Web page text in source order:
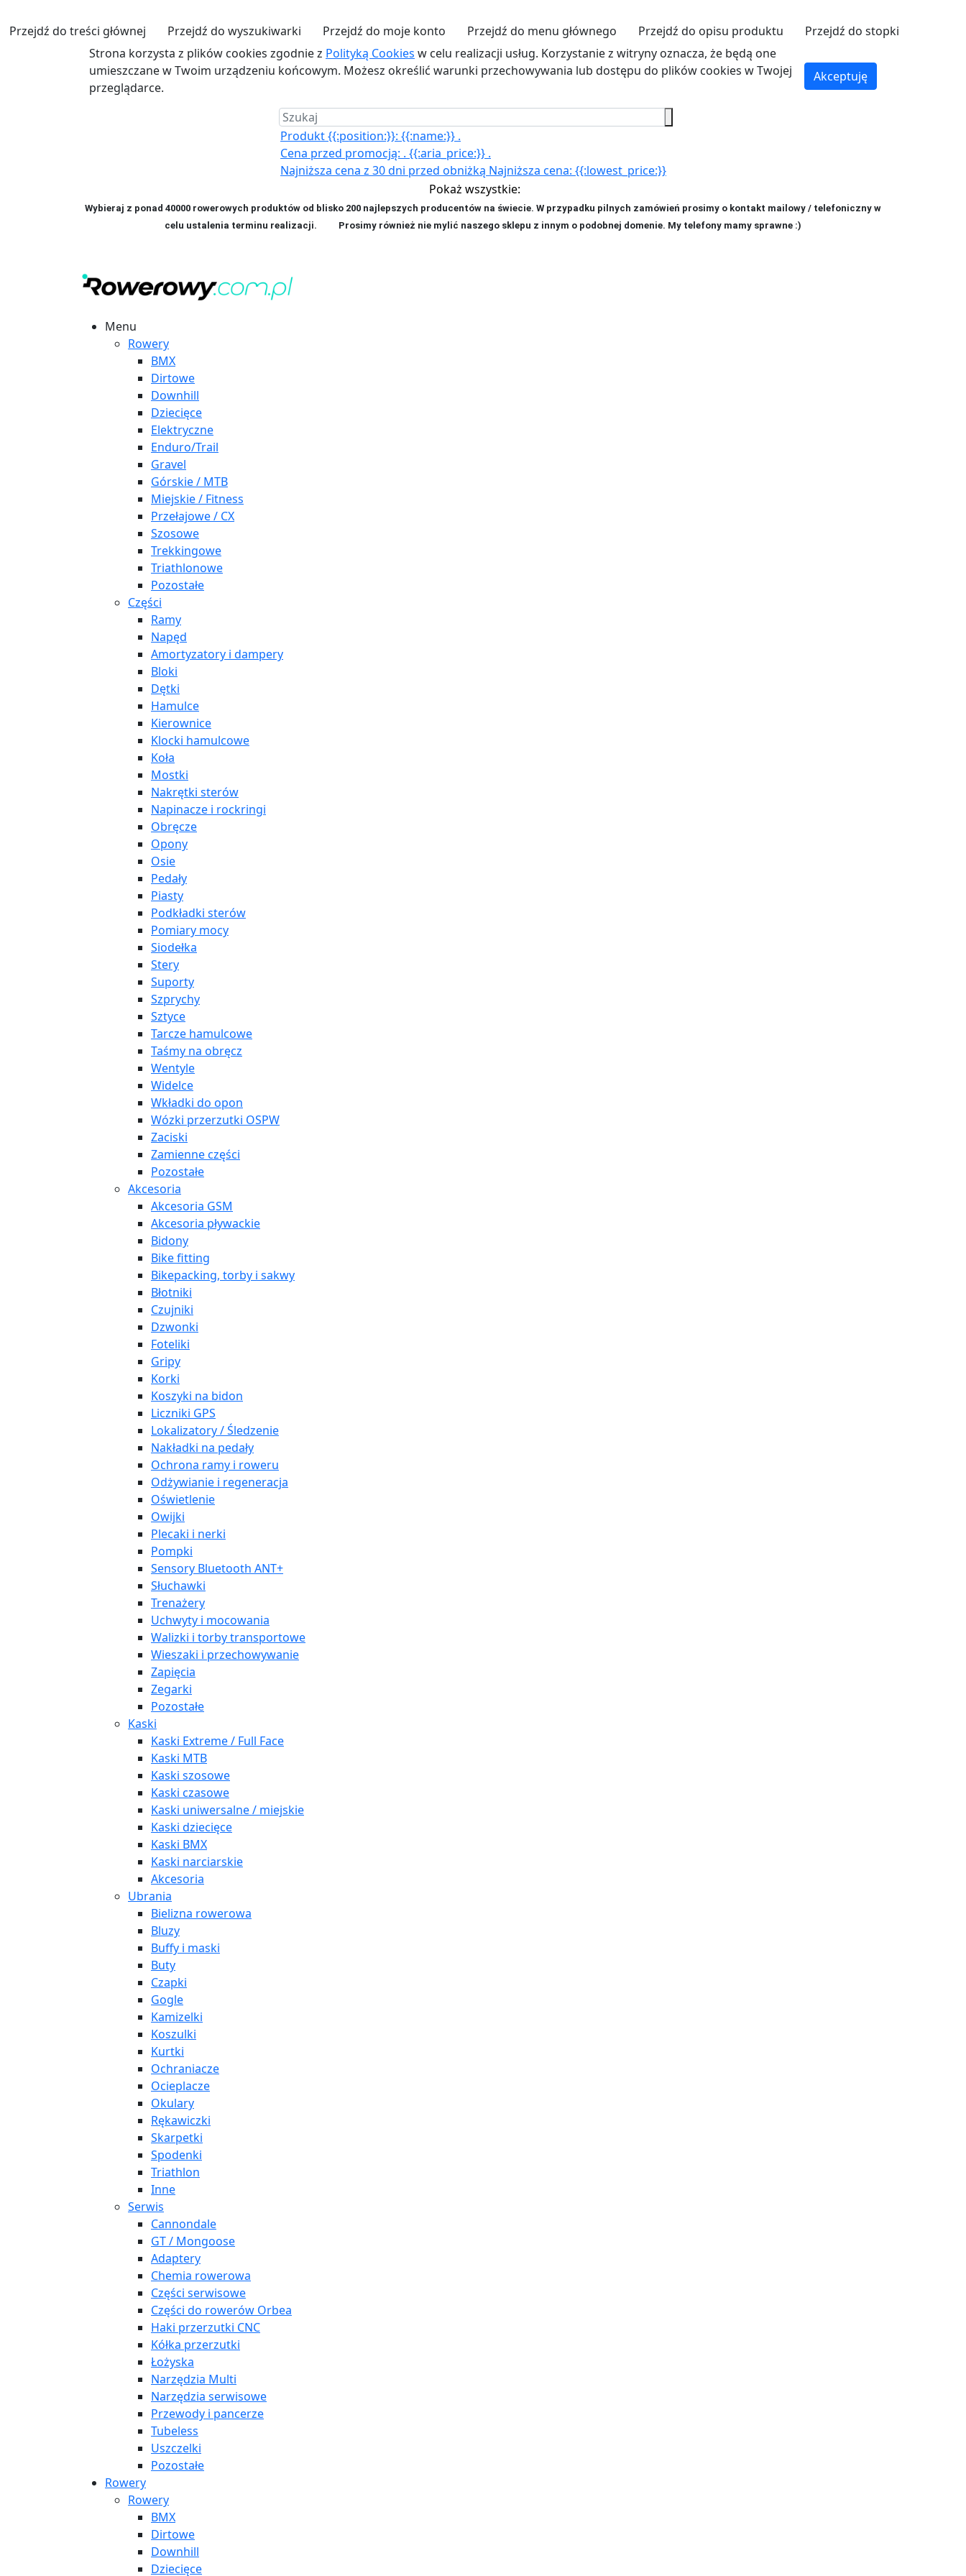
Przejdź do treści głównej Przejdź do wyszukiwarki Przejdź do moje konto Przejdź do menu głównego Przejdź do opisu produktu
Przejdź do stopki
Strona korzysta z plików cookies zgodnie z Polityką Cookies w celu realizacji usług. Korzystanie z witryny oznacza, że będą one
umieszczane w Twoim urządzeniu końcowym. Możesz określić warunki przechowywania lub dostępu do plików cookies w Twojej
przeglądarce.
Akceptuję
Produkt {{:position:}}: {{:name:}} .
Cena przed promocją: . {{:aria_price:}} .
Najniższa cena z 30 dni przed obniżką Najniższa cena: {{:lowest_price:}}
Pokaż wszystkie:
Wybieraj z ponad 40000 rowerowych produktów od blisko 200 najlepszych producentów na świecie. W przypadku pilnych zamówień prosimy o kontakt mailowy / telefoniczny w
celu ustalenia terminu realizacji. Prosimy również nie mylić naszego sklepu z innym o podobnej domenie. My telefony mamy sprawne :)
Menu
Rowery
BMX
Dirtowe
Downhill
Dziecięce
Elektryczne
Enduro/Trail
Gravel
Górskie / MTB
Miejskie / Fitness
Przełajowe / CX
Szosowe
Trekkingowe
Triathlonowe
Pozostałe
Części
Ramy
Napęd
Amortyzatory i dampery
Bloki
Dętki
Hamulce
Kierownice
Klocki hamulcowe
Koła
Mostki
Nakrętki sterów
Napinacze i rockringi
Obręcze
Opony
Osie
Pedały
Piasty
Podkładki sterów
Pomiary mocy
Siodełka
Stery
Suporty
Szprychy
Sztyce
Tarcze hamulcowe
Taśmy na obręcz
Wentyle
Widelce
Wkładki do opon
Wózki przerzutki OSPW
Zaciski
Zamienne części
Pozostałe
Akcesoria
Akcesoria GSM
Akcesoria pływackie
Bidony
Bike fitting
Bikepacking, torby i sakwy
Błotniki
Czujniki
Dzwonki
Foteliki
Gripy
Korki
Koszyki na bidon
Liczniki GPS
Lokalizatory / Śledzenie
Nakładki na pedały
Ochrona ramy i roweru
Odżywianie i regeneracja
Oświetlenie
Owijki
Plecaki i nerki
Pompki
Sensory Bluetooth ANT+
Słuchawki
Trenażery
Uchwyty i mocowania
Walizki i torby transportowe
Wieszaki i przechowywanie
Zapięcia
Zegarki
Pozostałe
Kaski
Kaski Extreme / Full Face
Kaski MTB
Kaski szosowe
Kaski czasowe
Kaski uniwersalne / miejskie
Kaski dziecięce
Kaski BMX
Kaski narciarskie
Akcesoria
Ubrania
Bielizna rowerowa
Bluzy
Buffy i maski
Buty
Czapki
Gogle
Kamizelki
Koszulki
Kurtki
Ochraniacze
Ocieplacze
Okulary
Rękawiczki
Skarpetki
Spodenki
Triathlon
Inne
Serwis
Cannondale
GT / Mongoose
Adaptery
Chemia rowerowa
Części serwisowe
Części do rowerów Orbea
Haki przerzutki CNC
Kółka przerzutki
Łożyska
Narzędzia Multi
Narzędzia serwisowe
Przewody i pancerze
Tubeless
Uszczelki
Pozostałe
Rowery
Rowery
BMX
Dirtowe
Downhill
Dziecięce